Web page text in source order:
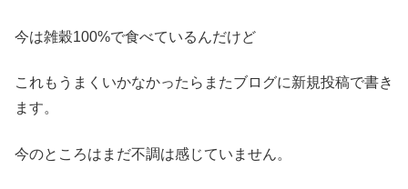
今は雑穀100%で食べているんだけど
これもうまくいかなかったらまたブログに新規投稿で書き
ます。
今のところはまだ不調は感じていません。